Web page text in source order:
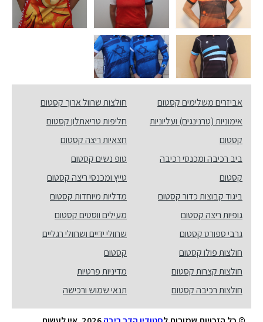
אביזרים משלימים קסטום
אימוניות (טרנינגים) ועליוניות
קסטום
ביב רכיבה ומכנסי רכיבה
קסטום
ביגוד קבוצות כדור קסטום
גופיות ריצה קסטום
גרבי ספורט קסטום
חולצות פולו קסטום
חולצות קצרות קסטום
חולצות רכיבה קסטום
חולצות שרוול ארוך קסטום
חליפות טריאתלון קסטום
חצאיות ריצה קסטום
טופ נשים קסטום
טייץ ומכנסי ריצה קסטום
מדליות מיוחדות קסטום
מעילים ווסטים קסטום
שרוולי ידיים ושרוולי רגליים
קסטום
מדיניות פרטיות
תנאי שמוש ורכישה